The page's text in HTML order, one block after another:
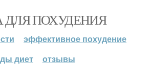
ДЛЯ ПОХУДЕНИЯ
эффективное похудение
диет
отзывы